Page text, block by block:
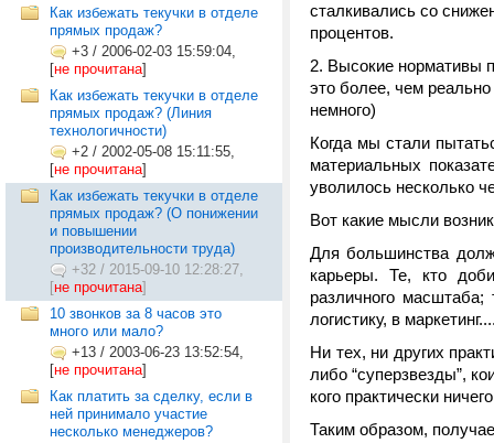
Как избежать текучки в отделе
прямых продаж?
+3 / 2006-02-03 15:59:04,
[не прочитана]
Как избежать текучки в отделе
прямых продаж? (Линия
технологичности)
+2 / 2002-05-08 15:11:55,
[не прочитана]
Как избежать текучки в отделе
прямых продаж? (О понижении
и повышении
производительности труда)
+32 / 2015-09-10 12:28:27,
[не прочитана]
10 звонков за 8 часов это
много или мало?
+13 / 2003-06-23 13:52:54,
[не прочитана]
Как платить за сделку, если в
ней принимало участие
несколько менеджеров?
сталкивались со
процентов.
Высокие нормативы
это более, чем
немного)
Когда мы стали
материальных
уволилось несколько
Вот какие мысли
Для большинства
карьеры. Те, кто
различного
логистику, в
Ни тех, ни других
либо “суперзвезды”,
кого практически
Таким образом,